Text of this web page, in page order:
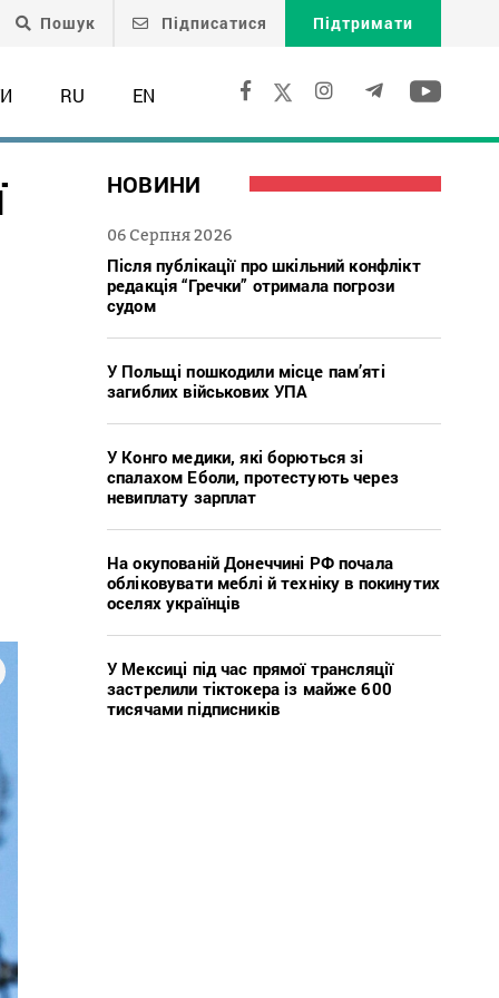
Пошук Підписатися Підтримати
RU EN
НОВИНИ
06 Серпня 2026
Після публікації про шкільний конфлікт
редакція “Гречки” отримала погрози
судом
У Польщі пошкодили місце пам’яті
загиблих військових УПА
У Конго медики, які борються зі
спалахом Еболи, протестують через
невиплату зарплат
На окупованій Донеччині РФ почала
обліковувати меблі й техніку в покинутих
оселях українців
У Мексиці під час прямої трансляції
застрелили тіктокера із майже 600
тисячами підписників